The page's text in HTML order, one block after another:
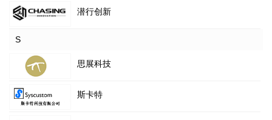
潜行创新
S
思展科技
斯卡特